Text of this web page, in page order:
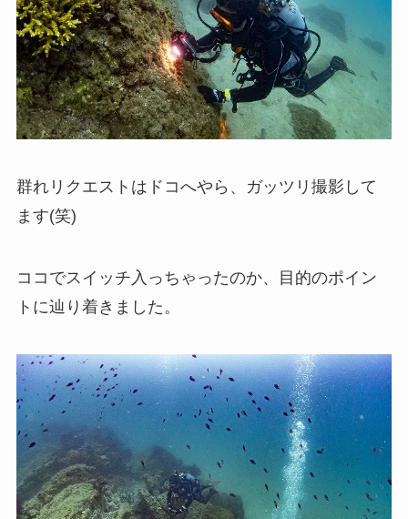
群れリクエストはドコへやら、ガッツリ撮影して
ます(笑)
ココでスイッチ入っちゃったのか、目的のポイン
トに辿り着きました。